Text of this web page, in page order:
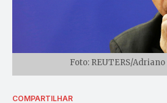
Foto: REUTERS/
COMPARTILHAR